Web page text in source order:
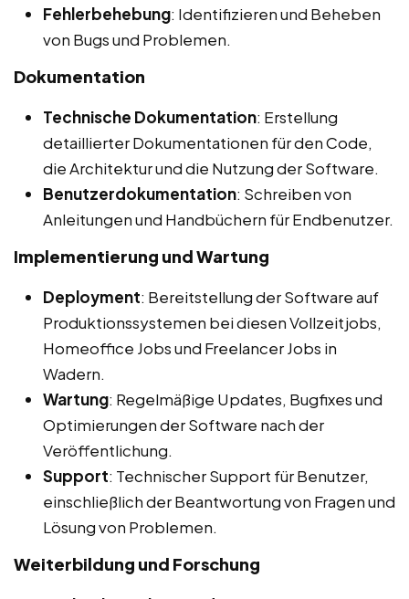
Fehlerbehebung: Identifizieren und Beheben
von Bugs und Problemen.
Dokumentation
Technische Dokumentation: Erstellung
detaillierter Dokumentationen für den Code,
die Architektur und die Nutzung der Software.
Benutzerdokumentation: Schreiben von
Anleitungen und Handbüchern für Endbenutzer.
Implementierung und Wartung
Deployment: Bereitstellung der Software auf
Produktionssystemen bei diesen Vollzeitjobs,
Homeoffice Jobs und Freelancer Jobs in
Wadern.
Wartung: Regelmäßige Updates, Bugfixes und
Optimierungen der Software nach der
Veröffentlichung.
Support: Technischer Support für Benutzer,
einschließlich der Beantwortung von Fragen und
Lösung von Problemen.
Weiterbildung und Forschung